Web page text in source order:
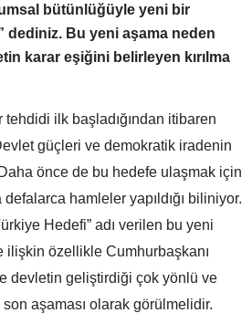
bütünlüğüyle yeni bir
dediniz. Bu yeni aşama neden
karar eşiğini belirleyen kırılma
ilk başladığından itibaren
güçleri ve demokratik iradenin
önce de bu hedefe ulaşmak için
hamleler yapıldığı biliniyor.
Hedefi” adı verilen bu yeni
ilişkin özellikle Cumhurbaşkanı
devletin geliştirdiği çok yönlü ve
aşaması olarak görülmelidir.